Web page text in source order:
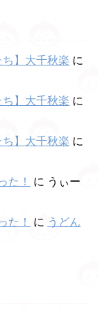
】大千秋楽 に
】大千秋楽 に
】大千秋楽 に
た！
に うぃー
た！
に うどん